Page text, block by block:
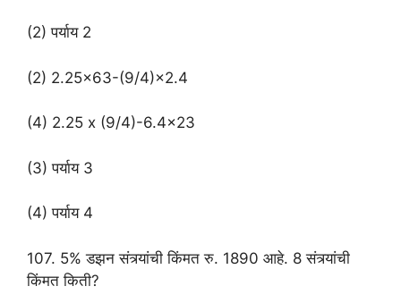
(2) पर्याय 2
(2) 2.25×63-(9/4)×2.4
(4) 2.25 x (9/4)-6.4×23
(3) पर्याय 3
(4) पर्याय 4
107. 5% डझन संत्र्यांची किंमत रु. 1890 आहे. 8 संत्र्यांची
किंमत किती?